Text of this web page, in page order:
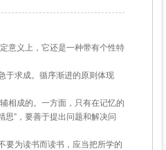
意义上，它还是一种带有个性特
于求成。循序渐进的原则体现
相成的。一方面，只有在记忆的
思”，要善于提出问题和解决问
为读书而读书，应当把所学的